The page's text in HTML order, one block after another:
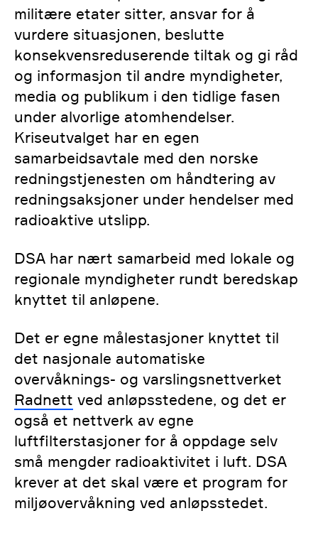
militære etater sitter, ansvar for å
vurdere situasjonen, beslutte
konsekvensreduserende tiltak og gi råd
og informasjon til andre myndigheter,
media og publikum i den tidlige fasen
under alvorlige atomhendelser.
Kriseutvalget har en egen
samarbeidsavtale med den norske
redningstjenesten om håndtering av
redningsaksjoner under hendelser med
radioaktive utslipp.
DSA har nært samarbeid med lokale og
regionale myndigheter rundt beredskap
knyttet til anløpene.
Det er egne målestasjoner knyttet til
det nasjonale automatiske
overvåknings- og varslingsnettverket
Radnett ved anløpsstedene, og det er
også et nettverk av egne
luftfilterstasjoner for å oppdage selv
små mengder radioaktivitet i luft. DSA
krever at det skal være et program for
miljøovervåkning ved anløpsstedet.